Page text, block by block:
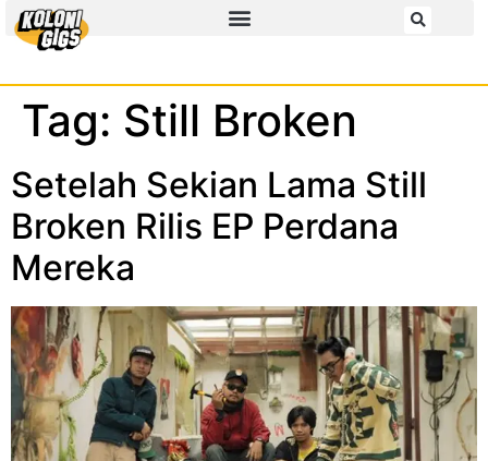
Tag: Still Broken
Setelah Sekian Lama Still
Broken Rilis EP Perdana
Mereka